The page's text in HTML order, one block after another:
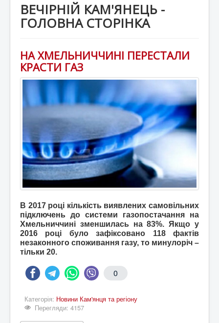
ВЕЧІРНІЙ КАМ'ЯНЕЦЬ -
ГОЛОВНА СТОРІНКА
НА ХМЕЛЬНИЧЧИНІ ПЕРЕСТАЛИ
КРАСТИ ГАЗ
В 2017 році кількість виявлених самовільних
підключень до системи газопостачання на
Хмельниччині зменшилась на 83%. Якщо у
2016 році було зафіксовано 118 фактів
незаконного споживання газу, то минулоріч –
тільки 20.
0
Категорія: Новини Кам'янця та регіону
Перегляди: 4157